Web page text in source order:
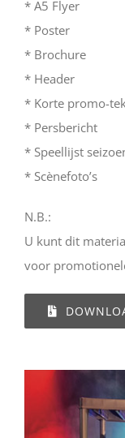
* A5 Flyer
* Poster
* Brochure
* Header
* Korte promo-
* Persbericht
* Speellijst
* Scènefoto’s
N.B.:
U kunt dit
voor